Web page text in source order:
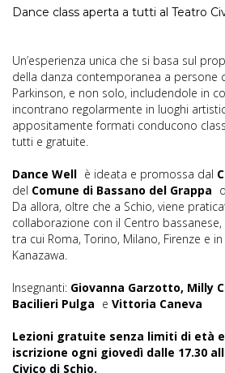
Dance class aperta a tutti al Teatro
Un’esperienza unica che si basa sul
della danza contemporanea a persone
Parkinson, e non solo, includendole in
incontrano regolarmente in luoghi
appositamente formati conducono
tutti e gratuite.
Dance Well è ideata e promossa dal
del Comune di Bassano del Grappa
Da allora, oltre che a Schio, viene
collaborazione con il Centro
tra cui Roma, Torino, Milano, Firenze e
Kanazawa.
Insegnanti: Giovanna Garzotto, Milly
Bacilieri Pulga e Vittoria Caneva
Lezioni gratuite senza limiti di età
iscrizione ogni giovedì dalle 17.30
Civico di Schio.